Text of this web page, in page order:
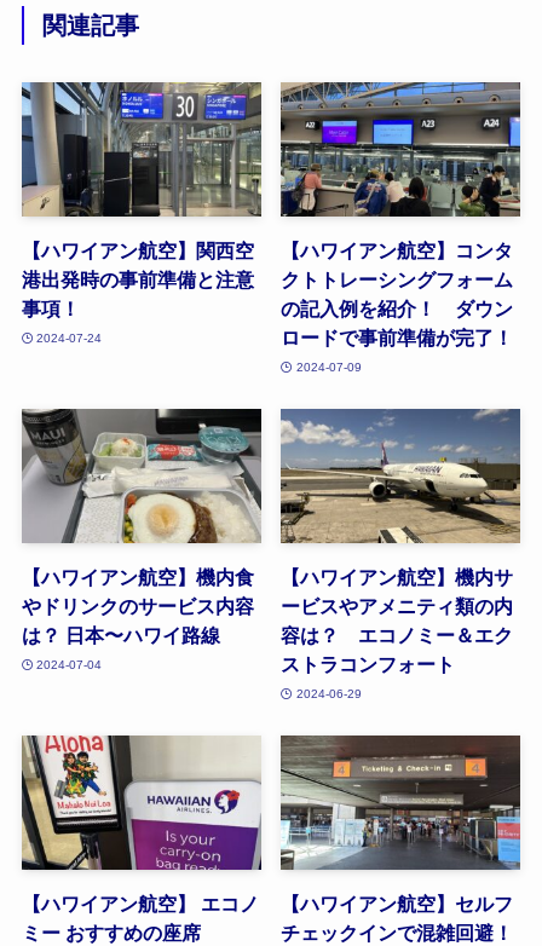
関連記事
【ハワイアン航空】関西空
港出発時の事前準備と注意
事項！
2024-07-24
【ハワイアン航空】コンタ
クトトレーシングフォーム
の記入例を紹介！ ダウン
ロードで事前準備が完了！
2024-07-09
【ハワイアン航空】機内食
やドリンクのサービス内容
は？ 日本〜ハワイ路線
2024-07-04
【ハワイアン航空】機内サ
ービスやアメニティ類の内
容は？ エコノミー＆エク
ストラコンフォート
2024-06-29
【ハワイアン航空】 エコノ
ミー おすすめの座席
【ハワイアン航空】セルフ
チェックインで混雑回避！